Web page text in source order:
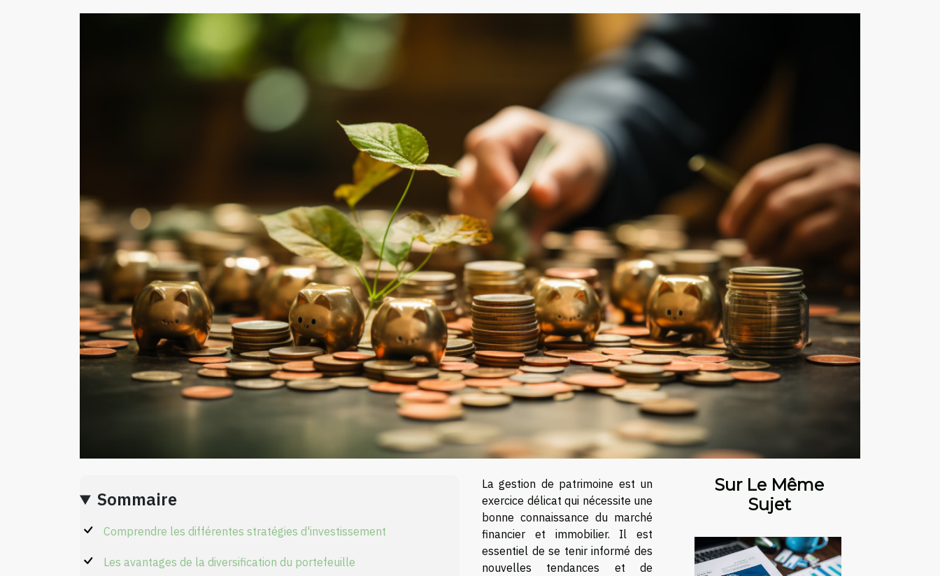
Sommaire
Comprendre les différentes stratégies d'investissement
Les avantages de la diversification du portefeuille
La gestion de patrimoine est un
exercice délicat qui nécessite une
bonne connaissance du marché
financier et immobilier. Il est
essentiel de se tenir informé des
nouvelles tendances et de
Sur Le Même
Sujet